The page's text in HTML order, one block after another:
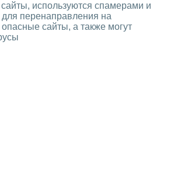
используются спамерами и
перенаправления на
сайты, а также могут